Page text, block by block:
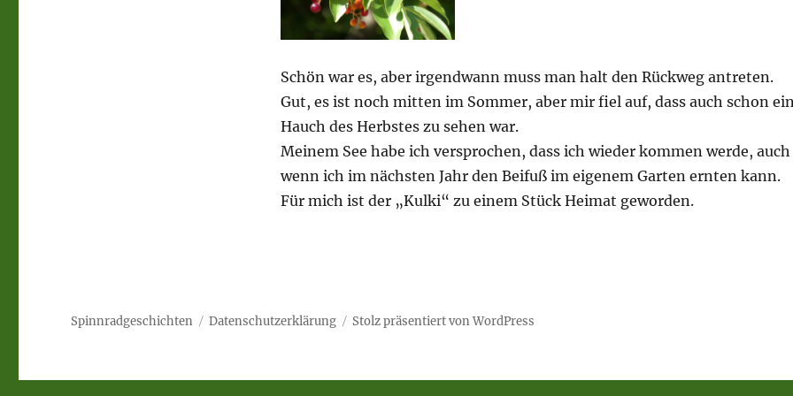
Schön war es, aber irgendwann muss man halt den Rückweg antreten.
Gut, es ist noch mitten im Sommer, aber mir fiel auf, dass auch schon
Hauch des Herbstes zu sehen war.
Meinem See habe ich versprochen, dass ich wieder kommen werde, auch
wenn ich im nächsten Jahr den Beifuß im eigenem Garten ernten kann.
Für mich ist der „Kulki“ zu einem Stück Heimat geworden.
Spinnradgeschichten Datenschutzerklärung Stolz präsentiert von WordPress